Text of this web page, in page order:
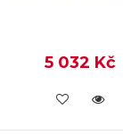
5 032 Kč
KOUPIT